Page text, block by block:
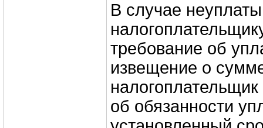
В случае неуплаты
требование об
извещение о
об обязанности